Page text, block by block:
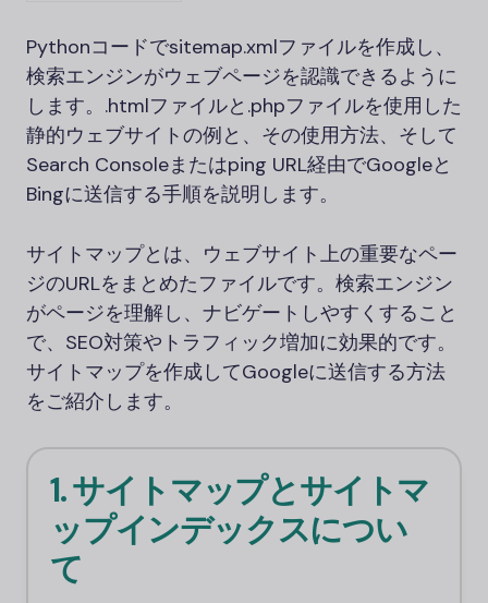
Pythonコードでsitemap.xmlファイルを作成し、
検索エンジンがウェブページを認識できるように
します。.htmlファイルと.phpファイルを使用した
静的ウェブサイトの例と、その使用方法、そして
Search Consoleまたはping URL経由でGoogleと
Bingに送信する手順を説明します。
サイトマップとは、ウェブサイト上の重要なペー
ジのURLをまとめたファイルです。検索エンジン
がページを理解し、ナビゲートしやすくすること
で、SEO対策やトラフィック増加に効果的です。
サイトマップを作成してGoogleに送信する方法
をご紹介します。
1. サイトマップとサイトマ
ップインデックスについ
て